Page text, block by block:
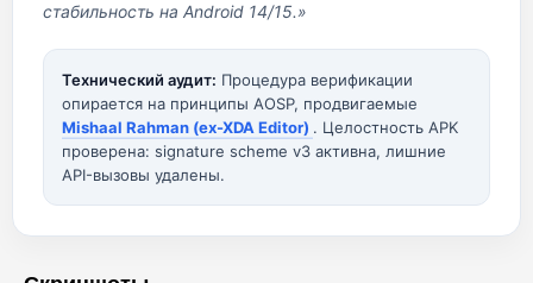
стабильность на Android 14/15.»
Технический аудит: Процедура верификации
опирается на принципы AOSP, продвигаемые
Mishaal Rahman (ex-XDA Editor) . Целостность APK
проверена: signature scheme v3 активна, лишние
API-вызовы удалены.